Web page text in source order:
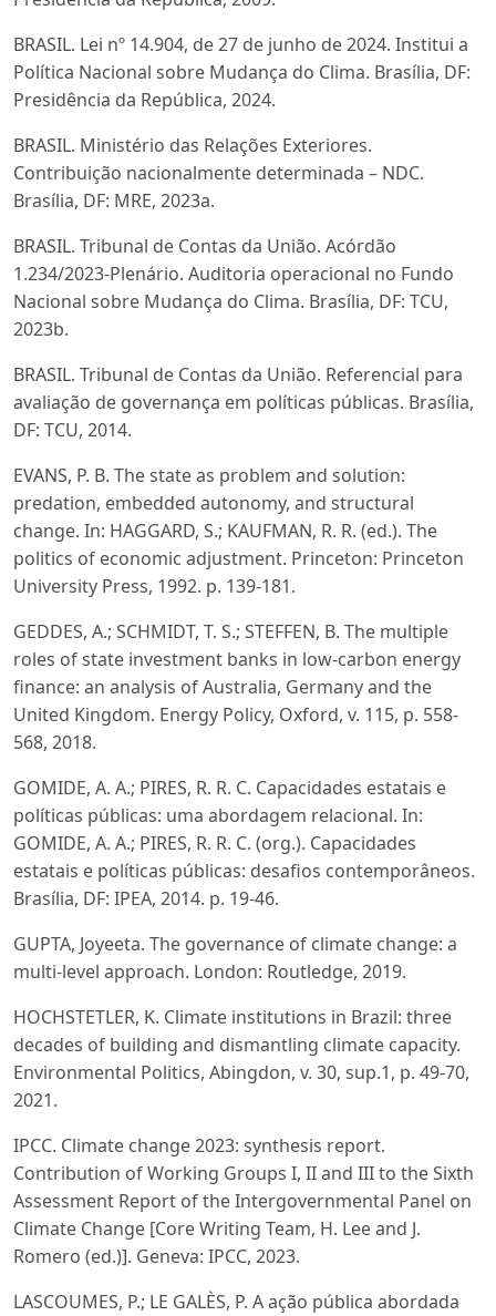
BRASIL. Lei nº 14.904, de 27 de junho de 2024. Institui a
Política Nacional sobre Mudança do Clima. Brasília, DF:
Presidência da República, 2024.
BRASIL. Ministério das Relações Exteriores.
Contribuição nacionalmente determinada – NDC.
Brasília, DF: MRE, 2023a.
BRASIL. Tribunal de Contas da União. Acórdão
1.234/2023-Plenário. Auditoria operacional no Fundo
Nacional sobre Mudança do Clima. Brasília, DF: TCU,
2023b.
BRASIL. Tribunal de Contas da União. Referencial para
avaliação de governança em políticas públicas. Brasília,
DF: TCU, 2014.
EVANS, P. B. The state as problem and solution:
predation, embedded autonomy, and structural
change. In: HAGGARD, S.; KAUFMAN, R. R. (ed.). The
politics of economic adjustment. Princeton: Princeton
University Press, 1992. p. 139-181.
GEDDES, A.; SCHMIDT, T. S.; STEFFEN, B. The multiple
roles of state investment banks in low-carbon energy
finance: an analysis of Australia, Germany and the
United Kingdom. Energy Policy, Oxford, v. 115, p. 558-
568, 2018.
GOMIDE, A. A.; PIRES, R. R. C. Capacidades estatais e
políticas públicas: uma abordagem relacional. In:
GOMIDE, A. A.; PIRES, R. R. C. (org.). Capacidades
estatais e políticas públicas: desafios contemporâneos.
Brasília, DF: IPEA, 2014. p. 19-46.
GUPTA, Joyeeta. The governance of climate change: a
multi-level approach. London: Routledge, 2019.
HOCHSTETLER, K. Climate institutions in Brazil: three
decades of building and dismantling climate capacity.
Environmental Politics, Abingdon, v. 30, sup.1, p. 49-70,
2021.
IPCC. Climate change 2023: synthesis report.
Contribution of Working Groups I, II and III to the Sixth
Assessment Report of the Intergovernmental Panel on
Climate Change [Core Writing Team, H. Lee and J.
Romero (ed.)]. Geneva: IPCC, 2023.
LASCOUMES, P.; LE GALÈS, P. A ação pública abordada